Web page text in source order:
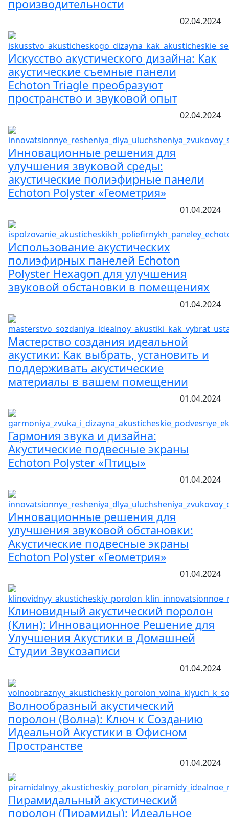
производительности
02.04.2024
Искусство акустического дизайна: Как
акустические съемные панели
Echoton Triagle преобразуют
пространство и звуковой опыт
02.04.2024
Инновационные решения для
улучшения звуковой среды:
акустические полиэфирные панели
Echoton Polyster «Геометрия»
01.04.2024
Использование акустических
полиэфирных панелей Echoton
Polyster Hexagon для улучшения
звуковой обстановки в помещениях
01.04.2024
Мастерство создания идеальной
акустики: Как выбрать, установить и
поддерживать акустические
материалы в вашем помещении
01.04.2024
Гармония звука и дизайна:
Акустические подвесные экраны
Echoton Polyster «Птицы»
01.04.2024
Инновационные решения для
улучшения звуковой обстановки:
Акустические подвесные экраны
Echoton Polyster «Геометрия»
01.04.2024
Клиновидный акустический поролон
(Клин): Инновационное Решение для
Улучшения Акустики в Домашней
Студии Звукозаписи
01.04.2024
Волнообразный акустический
поролон (Волна): Ключ к Созданию
Идеальной Акустики в Офисном
Пространстве
01.04.2024
Пирамидальный акустический
поролон (Пирамиды): Идеальное